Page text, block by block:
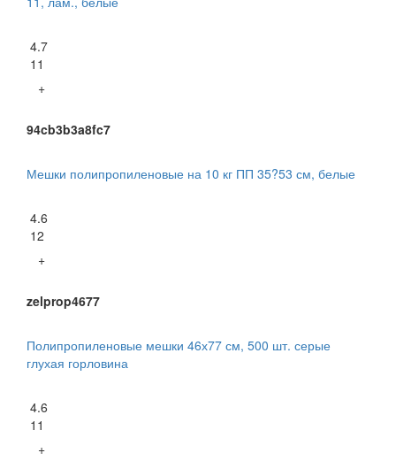
4.7
11
+
94cb3b3a8fc7
Мешки полипропиленовые на 10 кг ПП 35?53 см, белые
4.6
12
+
zelprop4677
Полипропиленовые мешки 46х77 см, 500 шт. серые
глухая горловина
4.6
11
+